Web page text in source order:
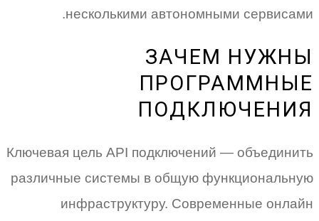
несколькими автономными сервисами.
ЗАЧЕМ НУЖНЫ
ПРОГРАММНЫЕ
ПОДКЛЮЧЕНИЯ
Ключевая цель API подключений — объединить
различные системы в общую функциональную
инфраструктуру. Современные онлайн